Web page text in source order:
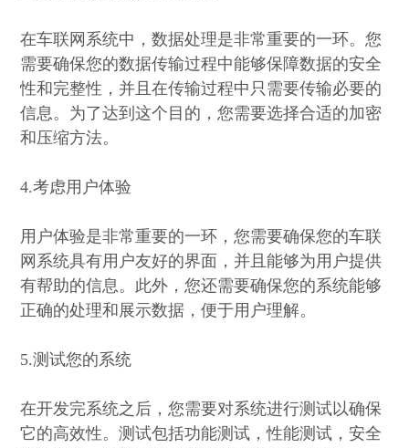
在车联网系统中，数据处理是非常重要的一环。您
需要确保您的数据传输过程中能够保障数据的安全
性和完整性，并且在传输过程中只需要传输必要的
信息。为了达到这个目的，您需要选择合适的加密
和压缩方法。
4.考虑用户体验
用户体验是非常重要的一环，您需要确保您的车联
网系统具有用户友好的界面，并且能够为用户提供
有帮助的信息。此外，您还需要确保您的系统能够
正确的处理和展示数据，便于用户理解。
5.测试您的系统
在开发完系统之后，您需要对系统进行测试以确保
它的高效性。测试包括功能测试，性能测试，安全